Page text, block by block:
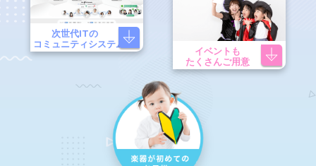
次世代ITの
コミュニティシステム
イベントも
たくさんご用意